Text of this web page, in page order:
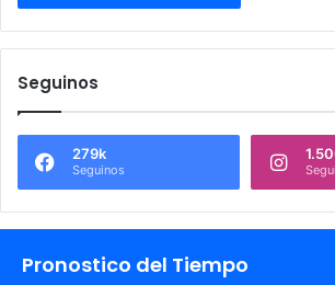
Seguinos
279k
Seguinos
Pronostico del Tiempo